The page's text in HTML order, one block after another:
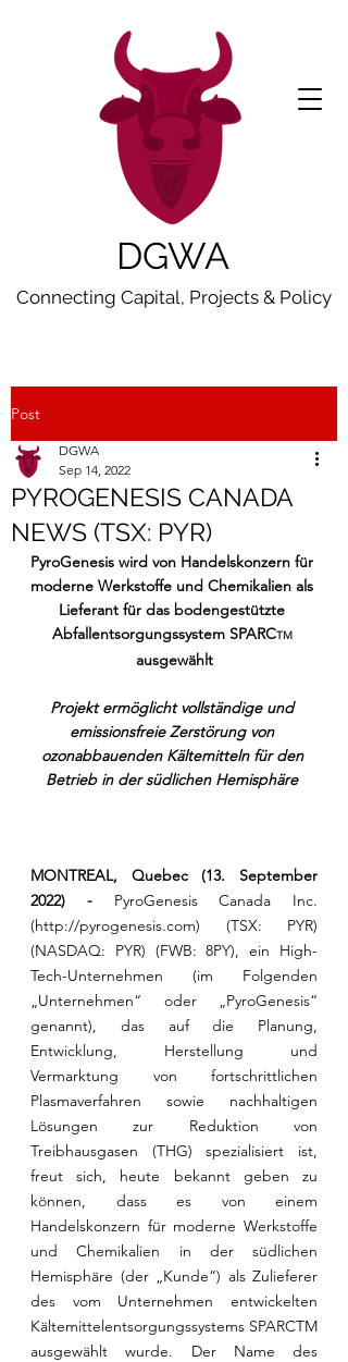
DGWA
Connecting Capital, Projects & Policy
Post
PYROGENESIS CANADA
NEWS (TSX: PYR)
DGWA
Sep 14, 2022
PyroGenesis wird von Handelskonzern für
moderne Werkstoffe und Chemikalien als
Lieferant für das bodengestützte
Abfallentsorgungssystem SPARCTM
ausgewählt
Projekt ermöglicht vollständige und
emissionsfreie Zerstörung von
ozonabbauenden Kältemitteln für den
Betrieb in der südlichen Hemisphäre
MONTREAL, Quebec (13. September
2022) - PyroGenesis Canada Inc.
(http://pyrogenesis.com) (TSX: PYR)
(NASDAQ: PYR) (FWB: 8PY), ein High-
Tech-Unternehmen (im Folgenden
„Unternehmen“ oder „PyroGenesis“
genannt), das auf die Planung,
Entwicklung, Herstellung und
Vermarktung von fortschrittlichen
Plasmaverfahren sowie nachhaltigen
Lösungen zur Reduktion von
Treibhausgasen (THG) spezialisiert ist,
freut sich, heute bekannt geben zu
können, dass es von einem
Handelskonzern für moderne Werkstoffe
und Chemikalien in der südlichen
Hemisphäre (der „Kunde“) als Zulieferer
des vom Unternehmen entwickelten
Kältemittelentsorgungssystems SPARCTM
ausgewählt wurde. Der Name des